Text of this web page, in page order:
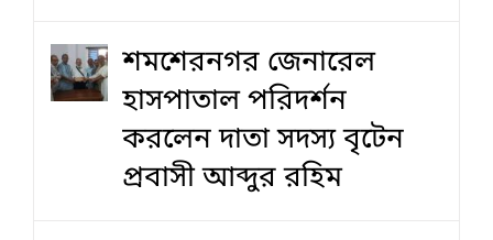
শমশেরনগর জেনারেল
হাসপাতাল পরিদর্শন
করলেন দাতা সদস্য বৃটেন
প্রবাসী আব্দুর রহিম